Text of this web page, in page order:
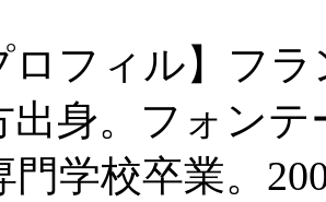
ロフィル】フ
出身。フォン
門学校卒業。